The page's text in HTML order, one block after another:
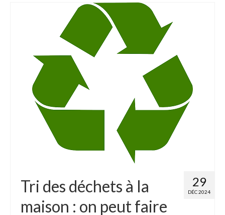
29
DÉC 2024
Tri des déchets à la
maison : on peut faire